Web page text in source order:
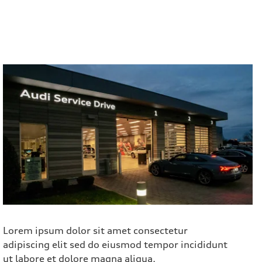
Lorem ipsum dolor sit amet consectetur
adipiscing elit sed do eiusmod tempor incididunt
ut labore et dolore magna aliqua.